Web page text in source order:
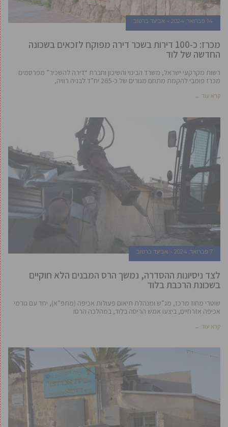
14 פברואר, 2024 אביעד ברטוב
מכרז: כ-100 דירות בשכר דירה מפוקח לזכאים בשכונה
החדשה של לוד
רשות מקרקעי ישראל, משרד הבינוי והשיכון וחברת “דירה להשכיר” מפרסמים
מכרז פומבי להקמת מתחם מגורים של כ-265 יח”ד לבניה רוויה,
קרא עוד ←
7 פברואר, 2024 אביעד ברטוב
לצד ניסיונות ההסדרה, נמשך הרס המבנים הלא חוקיים
בשכונת הרכבת בלוד
שוטרי מחוז מרכז, מג”ש ומנהלת תיאום פעולות אכיפה (מתפ”א), יחד עם גורמי
אכיפה אזרחיים, ביצעו אמש הריסה בלוד, במהלכה הרסו
קרא עוד ←